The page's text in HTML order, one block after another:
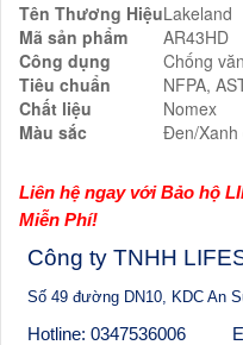
Tên Thương HiệuLakeland
Mã sản phẩm
AR43HD
Công dụng
Chống
Tiêu chuẩn
NFPA,
Chất liệu
Nomex
Màu sắc
Đen/Xanh
Liên hệ ngay với Bảo hộ
Miễn Phí!
Công ty TNHH
Số 49 đường DN10, KDC An
Hotline: 0347536006